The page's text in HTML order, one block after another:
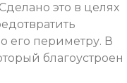
это в целях
его периметру. В
благоустроен